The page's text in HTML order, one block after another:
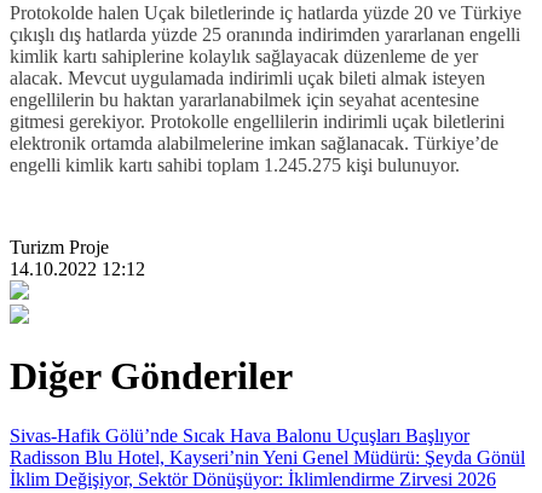
Protokolde halen Uçak biletlerinde iç hatlarda yüzde 20 ve Türkiye
çıkışlı dış hatlarda yüzde 25 oranında indirimden yararlanan engelli
kimlik kartı sahiplerine kolaylık sağlayacak düzenleme de yer
alacak. Mevcut uygulamada indirimli uçak bileti almak isteyen
engellilerin bu haktan yararlanabilmek için seyahat acentesine
gitmesi gerekiyor. Protokolle engellilerin indirimli uçak biletlerini
elektronik ortamda alabilmelerine imkan sağlanacak. Türkiye’de
engelli kimlik kartı sahibi toplam 1.245.275 kişi bulunuyor.
Turizm Proje
14.10.2022 12:12
Diğer Gönderiler
Sivas-Hafik Gölü’nde Sıcak Hava Balonu Uçuşları Başlıyor
Radisson Blu Hotel, Kayseri’nin Yeni Genel Müdürü: Şeyda Gönül
İklim Değişiyor, Sektör Dönüşüyor: İklimlendirme Zirvesi 2026